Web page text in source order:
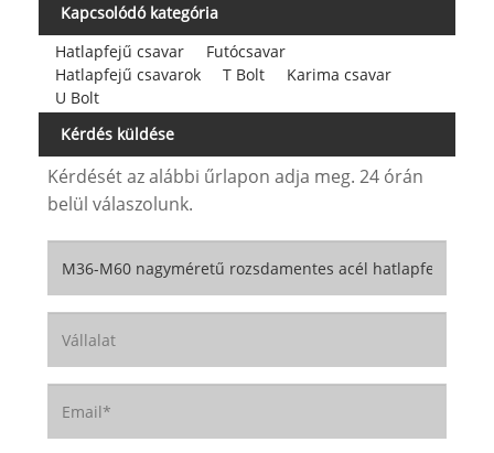
Kapcsolódó kategória
Hatlapfejű csavar
Futócsavar
Hatlapfejű csavarok
T Bolt
Karima csavar
U Bolt
Kérdés küldése
Kérdését az alábbi űrlapon adja meg. 24 órán
belül válaszolunk.